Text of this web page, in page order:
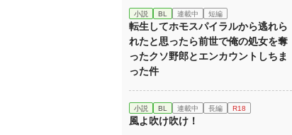
小説 BL 連載中 短編
転生してホモスパイラルから逃れら
れたと思ったら前世で俺の処女を奪
ったクソ野郎とエンカウントしちま
った件
小説 BL 連載中 長編 R18
風よ吹け吹け！